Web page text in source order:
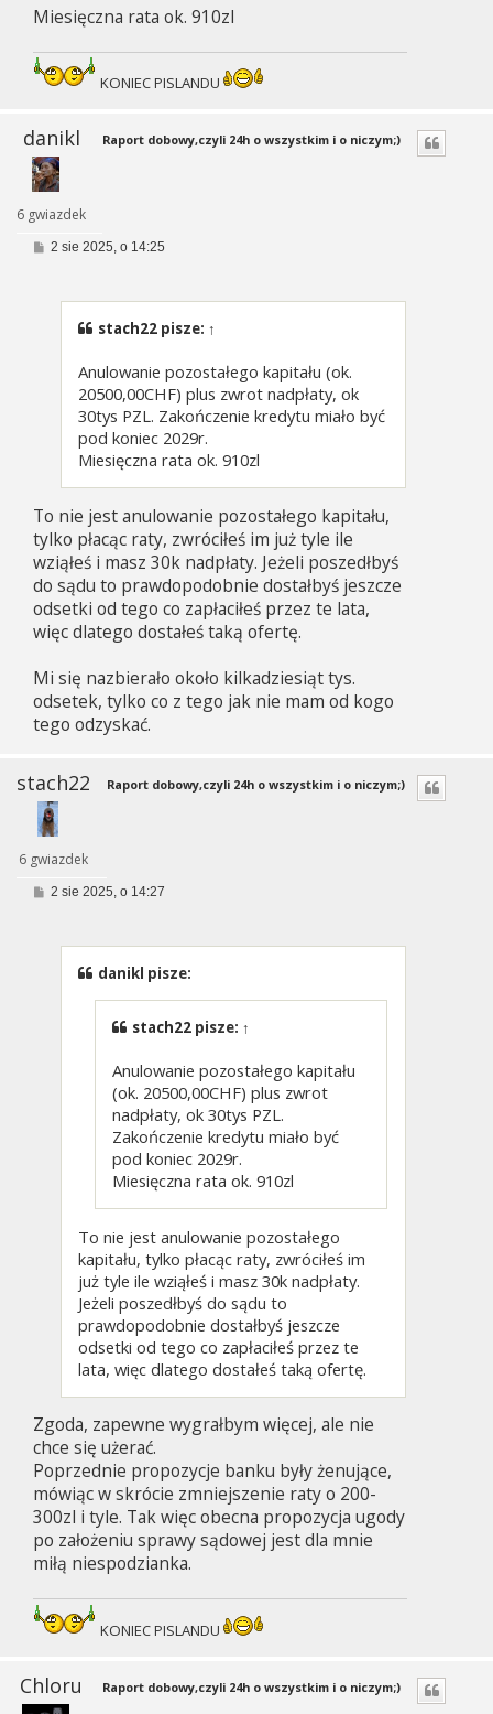
Miesięczna rata ok. 910zl
KONIEC PISLANDU
danikl
6 gwiazdek
Raport dobowy,czyli 24h o wszystkim i o niczym;)
P2 sie 2025, o 14:25
stach22 pisze: ↑
Anulowanie pozostałego kapitału (ok.
20500,00CHF) plus zwrot nadpłaty, ok
30tys PZL. Zakończenie kredytu miało być
pod koniec 2029r.
Miesięczna rata ok. 910zl
To nie jest anulowanie pozostałego kapitału,
tylko płacąc raty, zwróciłeś im już tyle ile
wziąłeś i masz 30k nadpłaty. Jeżeli poszedłbyś
do sądu to prawdopodobnie dostałbyś jeszcze
odsetki od tego co zapłaciłeś przez te lata,
więc dlatego dostałeś taką ofertę.
Mi się nazbierało około kilkadziesiąt tys.
odsetek, tylko co z tego jak nie mam od kogo
tego odzyskać.
stach22
6 gwiazdek
Raport dobowy,czyli 24h o wszystkim i o niczym;)
P2 sie 2025, o 14:27
danikl pisze:
stach22 pisze: ↑
Anulowanie pozostałego kapitału
(ok. 20500,00CHF) plus zwrot
nadpłaty, ok 30tys PZL.
Zakończenie kredytu miało być
pod koniec 2029r.
Miesięczna rata ok. 910zl
To nie jest anulowanie pozostałego
kapitału, tylko płacąc raty, zwróciłeś im
już tyle ile wziąłeś i masz 30k nadpłaty.
Jeżeli poszedłbyś do sądu to
prawdopodobnie dostałbyś jeszcze
odsetki od tego co zapłaciłeś przez te
lata, więc dlatego dostałeś taką ofertę.
Zgoda, zapewne wygrałbym więcej, ale nie
chce się użerać.
Poprzednie propozycje banku były żenujące,
mówiąc w skrócie zmniejszenie raty o 200-
300zl i tyle. Tak więc obecna propozycja ugody
po założeniu sprawy sądowej jest dla mnie
miłą niespodzianka.
KONIEC PISLANDU
Chloru Raport dobowy,czyli 24h o wszystkim i o niczym;)